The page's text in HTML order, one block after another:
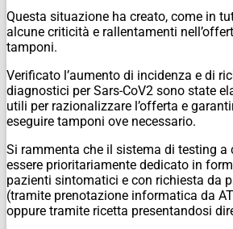
Questa situazione ha creato, come in
alcune criticità e rallentamenti
tamponi.
Verificato l’aumento di incidenza e di
diagnostici per Sars-CoV2 sono state
utili per razionalizzare l’offerta e
eseguire tamponi ove necessario.
Si rammenta che il sistema di testing a
essere prioritariamente dedicato in
pazienti sintomatici e con richiesta da
(tramite prenotazione informatica da
oppure tramite ricetta presentandosi